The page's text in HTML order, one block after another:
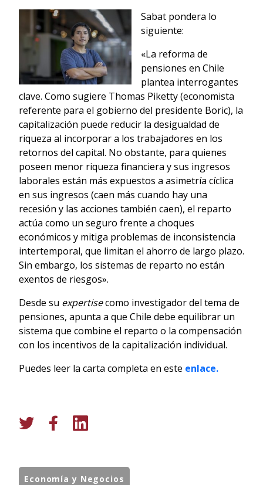
Sabat pondera lo
siguiente:
«La reforma de
pensiones en Chile
plantea interrogantes
clave. Como sugiere Thomas Piketty (economista
referente para el gobierno del presidente Boric), la
capitalización puede reducir la desigualdad de
riqueza al incorporar a los trabajadores en los
retornos del capital. No obstante, para quienes
poseen menor riqueza financiera y sus ingresos
laborales están más expuestos a asimetría cíclica
en sus ingresos (caen más cuando hay una
recesión y las acciones también caen), el reparto
actúa como un seguro frente a choques
económicos y mitiga problemas de inconsistencia
intertemporal, que limitan el ahorro de largo plazo.
Sin embargo, los sistemas de reparto no están
exentos de riesgos».
Desde su expertisecomo investigador del tema de
pensiones, apunta a que Chile debe equilibrar un
sistema que combine el reparto o la compensación
con los incentivos de la capitalización individual.
Puedes leer la carta completa en este enlace.
Economía y Negocios